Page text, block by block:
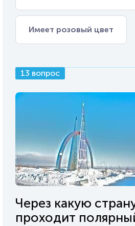
Имеет розовый цвет
13 вопрос
Через какую
проходит